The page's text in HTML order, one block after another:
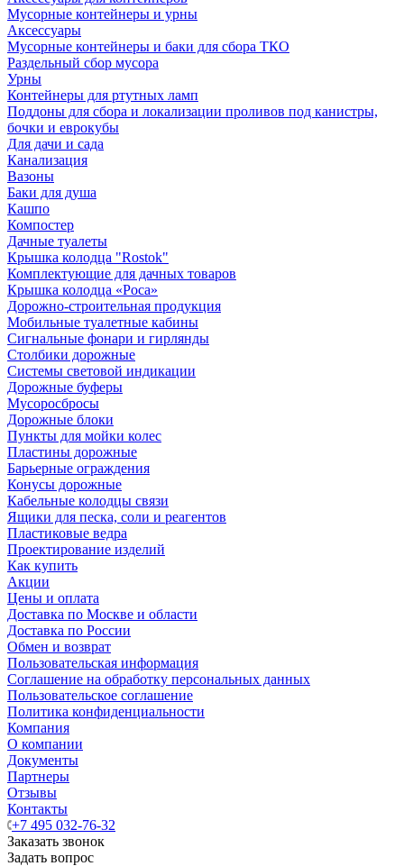
Мусорные контейнеры и урны
Аксессуары
Мусорные контейнеры и баки для сбора ТКО
Раздельный сбор мусора
Урны
Контейнеры для ртутных ламп
Поддоны для сбора и локализации проливов под канистры,
бочки и еврокубы
Для дачи и сада
Канализация
Вазоны
Баки для душа
Кашпо
Компостер
Дачные туалеты
Крышка колодца "Rostok"
Комплектующие для дачных товаров
Крышка колодца «Роса»
Дорожно-строительная продукция
Мобильные туалетные кабины
Сигнальные фонари и гирлянды
Столбики дорожные
Системы световой индикации
Дорожные буферы
Мусоросбросы
Дорожные блоки
Пункты для мойки колес
Пластины дорожные
Барьерные ограждения
Конусы дорожные
Кабельные колодцы связи
Ящики для песка, соли и реагентов
Пластиковые ведра
Проектирование изделий
Как купить
Акции
Цены и оплата
Доставка по Москве и области
Доставка по России
Обмен и возврат
Пользовательская информация
Соглашение на обработку персональных данных
Пользовательское соглашение
Политика конфиденциальности
Компания
О компании
Документы
Партнеры
Отзывы
Контакты
+7 495 032-76-32
Заказать звонок
Задать вопрос